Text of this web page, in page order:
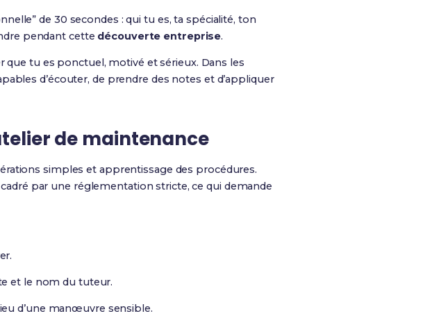
de 30 secondes : qui tu es, ta spécialité, ton
pendant cette découverte entreprise.
que tu es ponctuel, motivé et sérieux. Dans les
d’écouter, de prendre des notes et d’appliquer
de maintenance
simples et apprentissage des procédures.
par une réglementation stricte, ce qui demande
et le nom du tuteur.
d’une manœuvre sensible.